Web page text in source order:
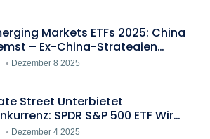
Markets ETFs 2025: China
– Ex-China-Strategien
Dezember 8 2025
Street Unterbietet
SPDR S&P 500 ETF Wird
Günstigster Indextracker
Dezember 4 2025